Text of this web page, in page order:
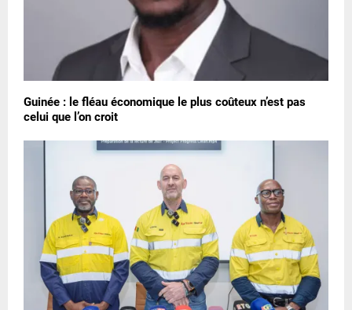
Guinée : le fléau économique le plus coûteux n’est pas
celui que l’on croit